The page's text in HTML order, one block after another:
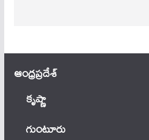
ఆంధ్ర‌ప్ర‌దేశ్
కృష్ణా
గుంటూరు